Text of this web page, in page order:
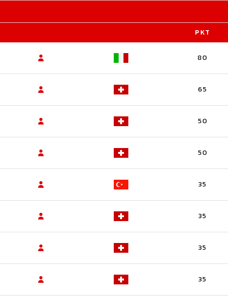
PKT
80
65
50
50
35
35
35
35